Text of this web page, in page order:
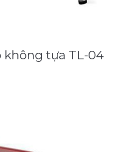
không tựa TL-04